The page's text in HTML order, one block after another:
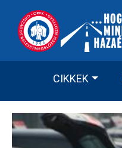
content
CIKKEK